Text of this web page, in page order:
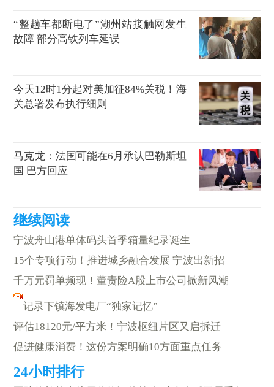
“整趟车都断电了”湖州站接触网发生
故障 部分高铁列车延误
今天12时1分起对美加征84%关税！海
关总署发布执行细则
马克龙：法国可能在6月承认巴勒斯坦
国 巴方回应
宁波舟山港单体码头首季箱量纪录诞生
15个专项行动！推进城乡融合发展 宁波出新招
千万元罚单频现！董责险A股上市公司掀新风潮
记录下镇海发电厂“独家记忆”
评估18120元/平方米！宁波枢纽片区又启拆迁
促进健康消费！这份方案明确10方面重点任务